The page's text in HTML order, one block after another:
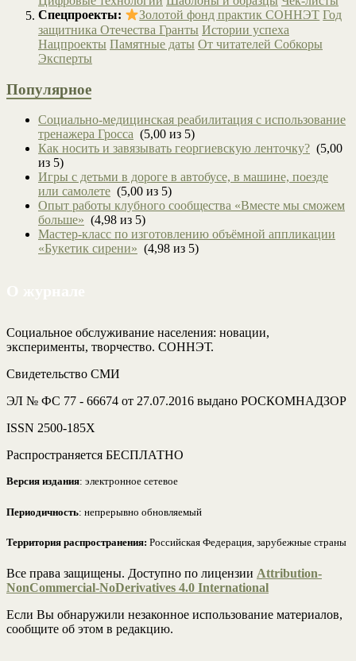
Спецпроекты:
Золотой фонд практик СОННЭТ Год
защитника Отечества Гранты Истории успеха
Нацпроекты Памятные даты От читателей Собкоры
Эксперты
Популярное
Социально-медицинская реабилитация с использование
тренажера Гросса (5,00 из 5)
Как носить и завязывать георгиевскую ленточку? (5,00
из 5)
Игры с детьми в дороге в автобусе, в машине, поезде
или самолете (5,00 из 5)
Опыт работы клубного сообщества «Вместе мы сможем
больше» (4,98 из 5)
Мастер-класс по изготовлению объёмной аппликации
«Букетик сирени» (4,98 из 5)
Социальное обслуживание населения: новации,
эксперименты, творчество. СОННЭТ.
Свидетельство СМИ
ЭЛ № ФС 77 - 66674 от 27.07.2016 выдано РОСКОМНАДЗОР
ISSN 2500-185Х
Распространяется БЕСПЛАТНО
Версия издания: электронное сетевое
Периодичность: непрерывно обновляемый
Территория распространения: Российская Федерация, зарубежные страны
Все права защищены. Доступно по лицензии Attribution-
NonCommercial-NoDerivatives 4.0 International
Если Вы обнаружили незаконное использование материалов,
сообщите об этом в редакцию.